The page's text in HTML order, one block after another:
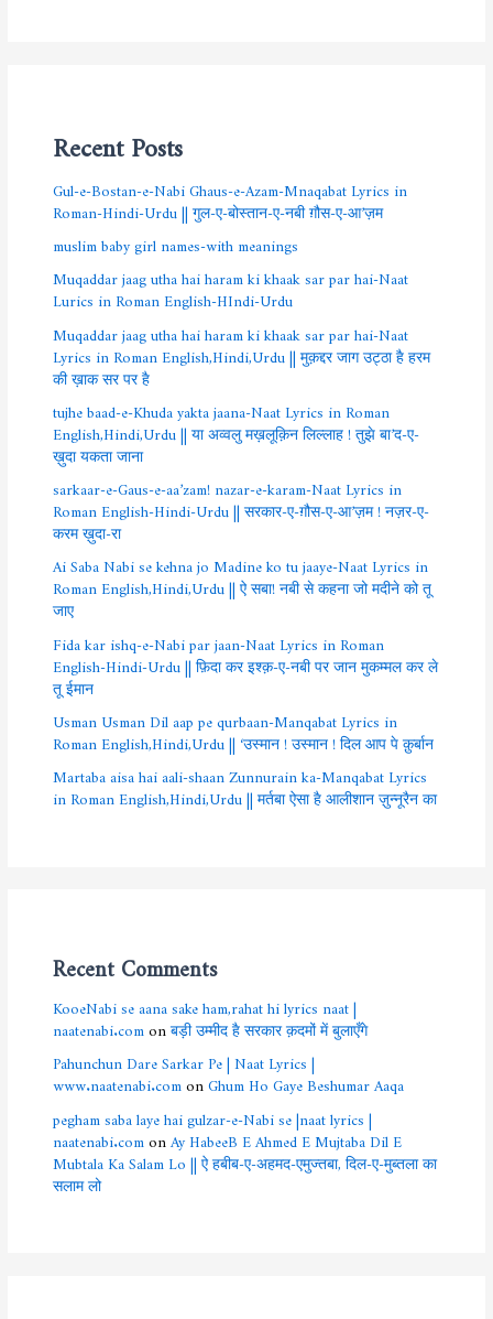
Recent Posts
Gul-e-Bostan-e-Nabi Ghaus-e-Azam-Mnaqabat Lyrics in
Roman-Hindi-Urdu || गुल-ए-बोस्तान-ए-नबी ग़ौस-ए-आ’ज़म
muslim baby girl names-with meanings
Muqaddar jaag utha hai haram ki khaak sar par hai-Naat
Lurics in Roman English-HIndi-Urdu
Muqaddar jaag utha hai haram ki khaak sar par hai-Naat
Lyrics in Roman English,Hindi,Urdu || मुक़द्दर जाग उट्ठा है हरम
की ख़ाक सर पर है
tujhe baad-e-Khuda yakta jaana-Naat Lyrics in Roman
English,Hindi,Urdu || या अव्वलु मख़लूक़िन लिल्लाह ! तुझे बा’द-ए-
ख़ुदा यकता जाना
sarkaar-e-Gaus-e-aa’zam! nazar-e-karam-Naat Lyrics in
Roman English-Hindi-Urdu || सरकार-ए-ग़ौस-ए-आ’ज़म ! नज़र-ए-
करम ख़ुदा-रा
Ai Saba Nabi se kehna jo Madine ko tu jaaye-Naat Lyrics in
Roman English,Hindi,Urdu || ऐ सबा! नबी से कहना जो मदीने को तू
जाए
Fida kar ishq-e-Nabi par jaan-Naat Lyrics in Roman
English-Hindi-Urdu || फ़िदा कर इश्क़-ए-नबी पर जान मुकम्मल कर ले
तू ईमान
Usman Usman Dil aap pe qurbaan-Manqabat Lyrics in
Roman English,Hindi,Urdu || ‘उस्मान ! उस्मान ! दिल आप पे क़ुर्बान
Martaba aisa hai aali-shaan Zunnurain ka-Manqabat Lyrics
in Roman English,Hindi,Urdu || मर्तबा ऐसा है आलीशान ज़ुन्नूरैन का
Recent Comments
KooeNabi se aana sake ham,rahat hi lyrics naat |
naatenabi.comonबड़ी उम्मीद है सरकार क़दमों में बुलाएँगे
Pahunchun Dare Sarkar Pe | Naat Lyrics |
www.naatenabi.comonGhum Ho Gaye Beshumar Aaqa
pegham saba laye hai gulzar-e-Nabi se |naat lyrics |
naatenabi.comonAy HabeeB E Ahmed E Mujtaba Dil E
Mubtala Ka Salam Lo || ऐ हबीब-ए-अहमद-एमुज्तबा, दिल-ए-मुब्तला का
सलाम लो